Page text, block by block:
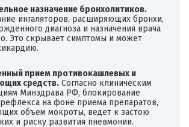
назначение бронхолитиков.
ингаляторов, расширяющих бронхи,
диагноза и назначения врача
Это скрывает симптомы и может
прием противокашлевых и
средств.Согласно клиническим
Минздрава РФ, блокирование
на фоне приема препаратов,
объем мокроты, ведет к застою
и риску развития пневмонии.